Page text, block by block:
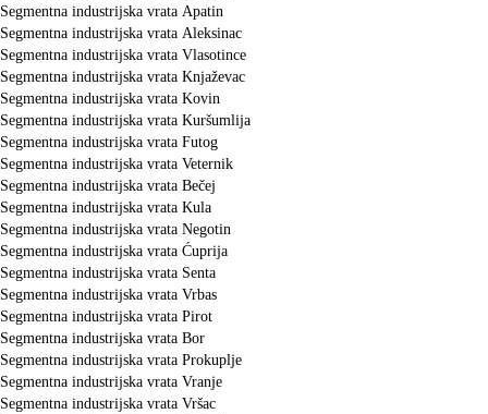
Segmentna industrijska vrata Apatin
Segmentna industrijska vrata Aleksinac
Segmentna industrijska vrata Vlasotince
Segmentna industrijska vrata Knjaževac
Segmentna industrijska vrata Kovin
Segmentna industrijska vrata Kuršumlija
Segmentna industrijska vrata Futog
Segmentna industrijska vrata Veternik
Segmentna industrijska vrata Bečej
Segmentna industrijska vrata Kula
Segmentna industrijska vrata Negotin
Segmentna industrijska vrata Ćuprija
Segmentna industrijska vrata Senta
Segmentna industrijska vrata Vrbas
Segmentna industrijska vrata Pirot
Segmentna industrijska vrata Bor
Segmentna industrijska vrata Prokuplje
Segmentna industrijska vrata Vranje
Segmentna industrijska vrata Vršac